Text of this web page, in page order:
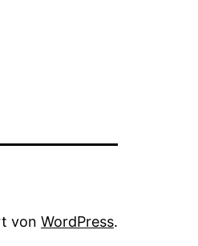
von WordPress.